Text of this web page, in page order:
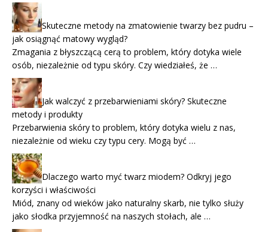
Skuteczne metody na zmatowienie twarzy bez pudru –
jak osiągnąć matowy wygląd?
Zmagania z błyszczącą cerą to problem, który dotyka wiele
osób, niezależnie od typu skóry. Czy wiedziałeś, że …
Jak walczyć z przebarwieniami skóry? Skuteczne
metody i produkty
Przebarwienia skóry to problem, który dotyka wielu z nas,
niezależnie od wieku czy typu cery. Mogą być …
Dlaczego warto myć twarz miodem? Odkryj jego
korzyści i właściwości
Miód, znany od wieków jako naturalny skarb, nie tylko służy
jako słodka przyjemność na naszych stołach, ale …